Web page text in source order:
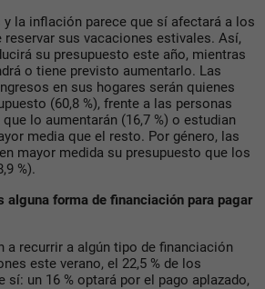
la inflación parece que sí afectará a los
reservar sus vacaciones estivales. Así,
su presupuesto este año, mientras
o tiene previsto aumentarlo. Las
en sus hogares serán quienes
(60,8 %), frente a las personas
lo aumentarán (16,7 %) o estudian
media que el resto. Por género, las
mayor medida su presupuesto que los
%).
alguna forma de financiación para pagar
a recurrir a algún tipo de financiación
este verano, el 22,5 % de los
sí: un 16 % optará por el pago aplazado,